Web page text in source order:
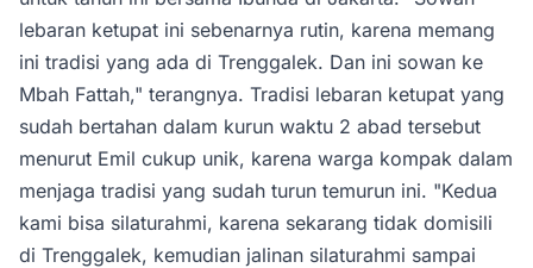
lebaran ketupat ini sebenarnya rutin, karena memang
ini tradisi yang ada di Trenggalek. Dan ini sowan ke
Mbah Fattah," terangnya. Tradisi lebaran ketupat yang
sudah bertahan dalam kurun waktu 2 abad tersebut
menurut Emil cukup unik, karena warga kompak dalam
menjaga tradisi yang sudah turun temurun ini. "Kedua
kami bisa silaturahmi, karena sekarang tidak domisili
di Trenggalek, kemudian jalinan silaturahmi sampai